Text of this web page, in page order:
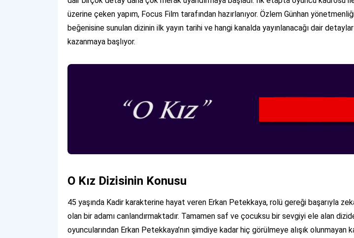
üzerine çeken yapım, Focus Film tarafından hazırlanıyor. Özlem Günhan
beğenisine sunulan dizinin ilk yayın tarihi ve hangi kanalda yayınlanacağı dair
kazanmaya başlıyor.
O Kız Dizisinin Konusu
45 yaşında Kadir karakterine hayat veren Erkan Petekkaya, rolü gereği başarıyla
olan bir adamı canlandırmaktadır. Tamamen saf ve çocuksu bir sevgiyi ele alan
oyuncularından Erkan Petekkaya’nın şimdiye kadar hiç görülmeye alışık olunmayan